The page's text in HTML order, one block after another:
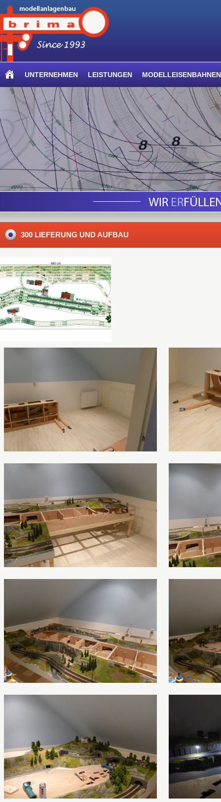
UNTERNEHMEN LEISTUNGEN MODELLEISENBAHNEN
300 LIEFERUNG UND AUFBAU